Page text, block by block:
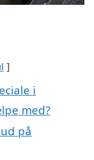
i
med?
på